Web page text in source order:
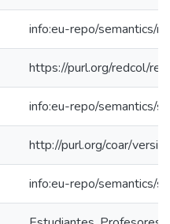
info:eu-repo/semantics/
https://purl.org/redcol/
info:eu-repo/semantics/
http://purl.org/coar/
info:eu-repo/semantics/